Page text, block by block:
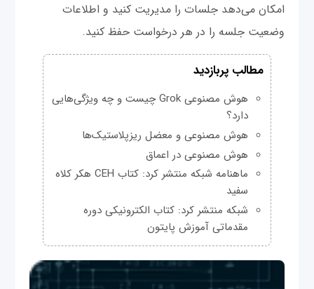
امکان می‌دهد جلسات را مدیریت کنید و اطلاعات
وضعیت جلسه را در هر درخواست حفظ کنید.
مطالب پربازدید
هوش مصنوعی Grok چیست و چه ویژگی‌هایی
دارد؟
هوش مصنوعی و معضل ریزپلاستیک‌ها
هوش مصنوعی در اعماق
ماهنامه شبکه منتشر کرد: کتاب CEH هکر کلاه
سفید
شبکه منتشر کرد: کتاب الکترونیکی دوره
مقدماتی آموزش پایتون